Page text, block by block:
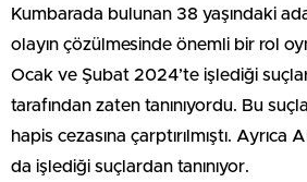
Kumbarada bulunan 38 yaşındaki
olayın çözülmesinde önemli bir rol
Ocak ve Şubat 2024’te işlediği
tarafından zaten tanınıyordu. Bu
hapis cezasına çarptırılmıştı. Ayrıca
da işlediği suçlardan tanınıyor.